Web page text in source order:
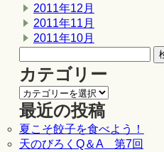
2011年12月
2011年11月
2011年10月
カテゴリー
最近の投稿
夏こそ餃子を食べよう！
天のびろくQ＆A 第7回